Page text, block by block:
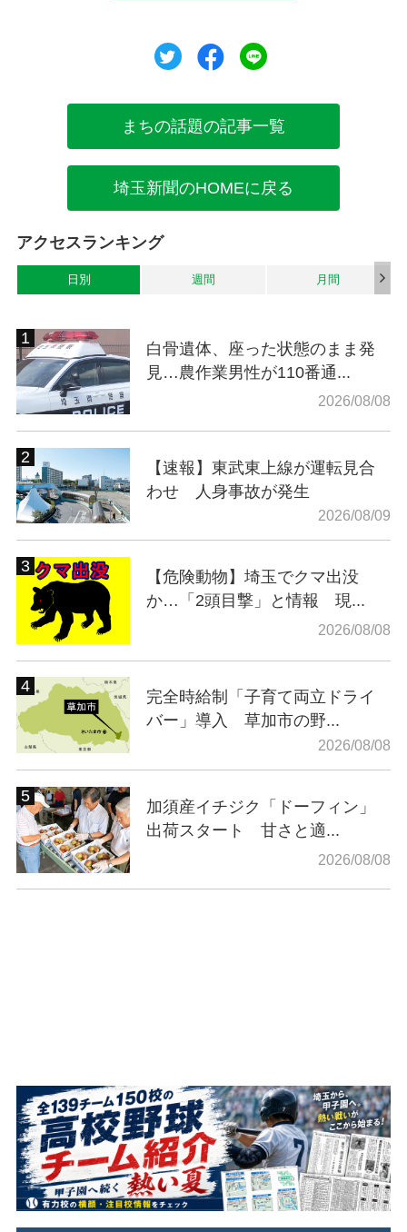
ツイートシェア
まちの話題の記事一覧
埼玉新聞のHOMEに戻る
アクセスランキング
日別 週間 月間
白骨遺体、座った状態のまま発
見…農作業男性が110番通...
2026/08/08
【速報】東武東上線が運転見合
わせ 人身事故が発生
2026/08/09
【危険動物】埼玉でクマ出没
か…「2頭目撃」と情報 現...
2026/08/08
完全時給制「子育て両立ドライ
バー」導入 草加市の野...
2026/08/08
加須産イチジク「ドーフィン」
出荷スタート 甘さと適...
2026/08/08